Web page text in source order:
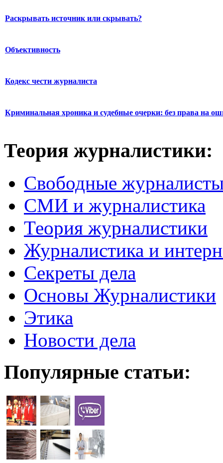
Раскрывать источник или скрывать?
Объективность
Кодекс чести журналиста
Криминальная хроника и судебные очерки: без права на
Теория журналистики:
Свободные
СМИ и журналистика
Теория журналистики
Журналистика и
Секреты дела
Основы Журналистики
Этика
Новости дела
Популярные статьи: